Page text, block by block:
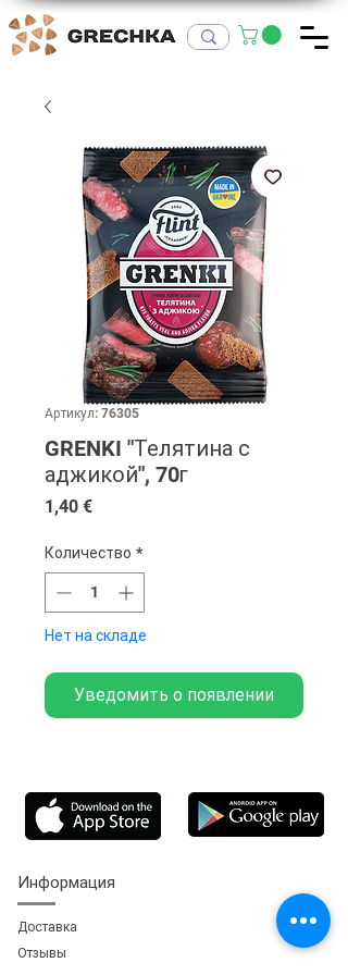
Артикул: 76305
GRENKI "Телятина с
аджикой", 70г
1,40 €Цена
Количество *
Нет на складе
Уведомить о появлении
Информация
Доставка
Отзывы